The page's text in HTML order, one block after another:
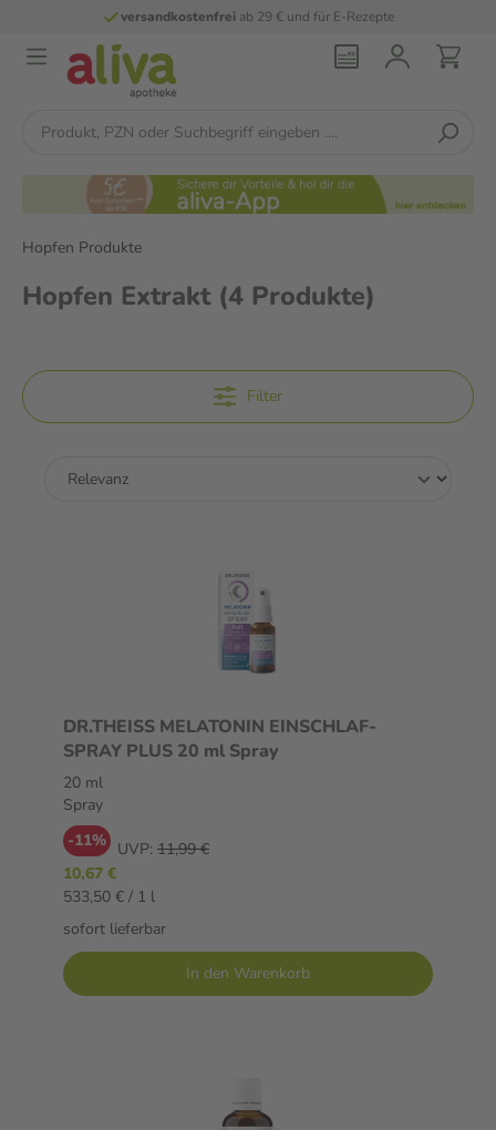
versandkostenfreiab 29 € und für E-Rezepte
Hopfen Produkte
Hopfen Extrakt (4 Produkte)
Filter
DR.THEISS MELATONIN EINSCHLAF-
SPRAY PLUS 20 ml Spray
20 ml
Spray
-11% UVP: 11,99 €
10,67 €
533,50 € / 1 l
sofort lieferbar
In den Warenkorb